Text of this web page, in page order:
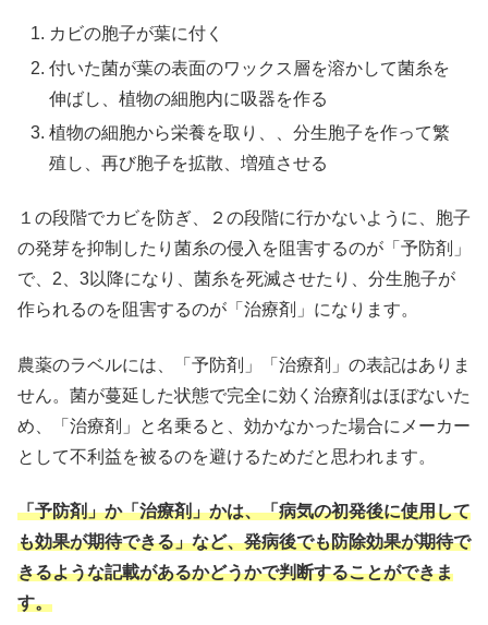
カビの胞子が葉に付く
付いた菌が葉の表面のワックス層を溶かして菌糸を
伸ばし、植物の細胞内に吸器を作る
植物の細胞から栄養を取り、、分生胞子を作って繁
殖し、再び胞子を拡散、増殖させる
１の段階でカビを防ぎ、２の段階に行かないように、胞子
の発芽を抑制したり菌糸の侵入を阻害するのが「予防剤」
で、2、3以降になり、菌糸を死滅させたり、分生胞子が
作られるのを阻害するのが「治療剤」になります。
農薬のラベルには、「予防剤」「治療剤」の表記はありま
せん。菌が蔓延した状態で完全に効く治療剤はほぼないた
め、「治療剤」と名乗ると、効かなかった場合にメーカー
として不利益を被るのを避けるためだと思われます。
「予防剤」か「治療剤」かは、「病気の初発後に使用して
も効果が期待できる」など、発病後でも防除効果が期待で
きるような記載があるかどうかで判断することができま
す。